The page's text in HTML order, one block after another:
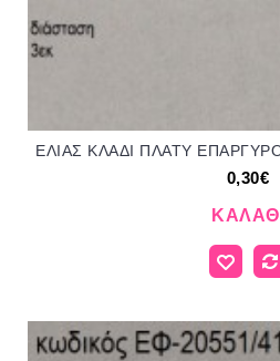
0,30€
ΚΑΛΆΘΙ